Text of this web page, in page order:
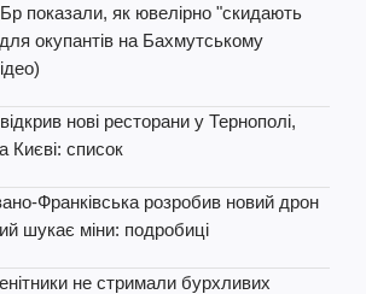
показали, як ювелірно "скидають
окупантів на Бахмутському
нові ресторани у Тернополі,
Києві: список
Франківська розробив новий дрон
шукає міни: подробиці
не стримали бурхливих